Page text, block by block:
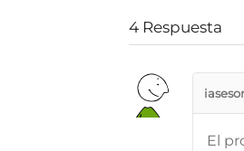
4 Respuesta
El